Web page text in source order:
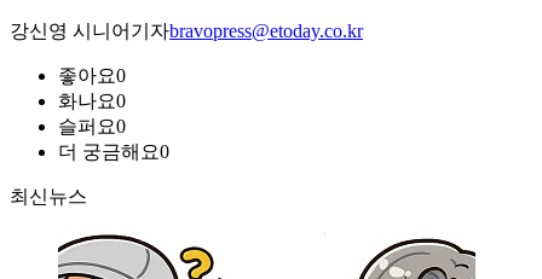
강신영 시니어기자bravopress@etoday.co.kr
좋아요0
화나요0
슬퍼요0
더 궁금해요0
최신뉴스